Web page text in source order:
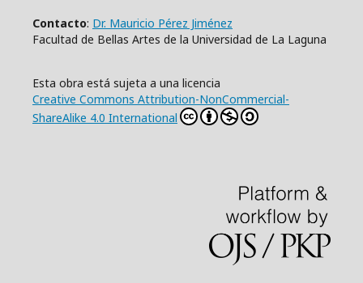
Contacto: Dr. Mauricio Pérez Jiménez
Facultad de Bellas Artes de la Universidad de La Laguna
Esta obra está sujeta a una licencia
Creative Commons Attribution-NonCommercial-
ShareAlike 4.0 International